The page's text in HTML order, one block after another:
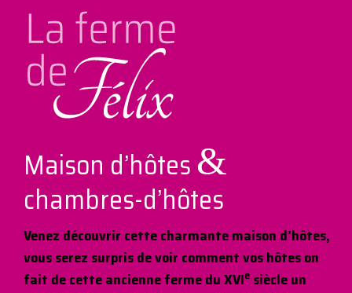
Maison d’hôtes&
chambres-d’hôtes
Venez découvrir cette charmante maison d’hôtes,
vous serez surpris de voir comment vos hôtes on
fait de cette ancienne ferme du XVIe siècle un